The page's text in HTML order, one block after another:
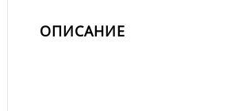
ОПИСАНИЕ